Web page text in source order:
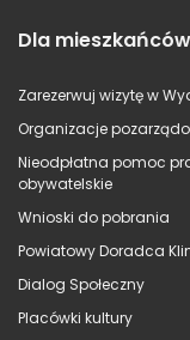
Dla mieszkańców
Zarezerwuj wizytę w
Organizacje
Nieodpłatna pomoc
obywatelskie
Wnioski do pobrania
Powiatowy Doradca
Dialog Społeczny
Placówki kultury